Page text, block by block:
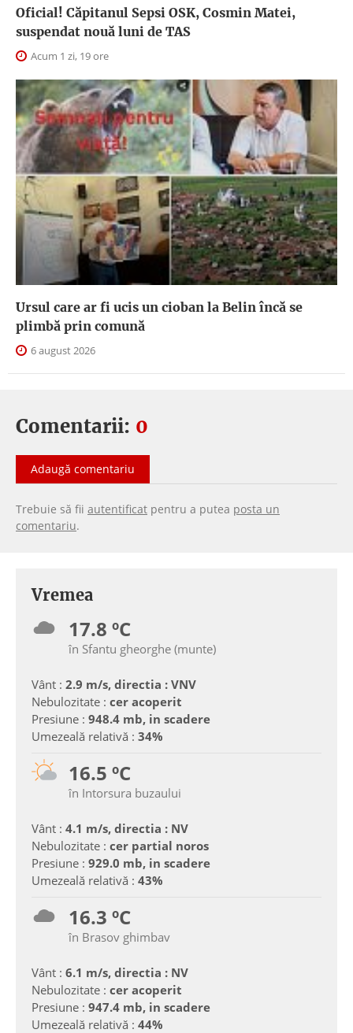
Oficial! Căpitanul Sepsi OSK, Cosmin Matei,
suspendat nouă luni de TAS
Acum 1 zi, 19 ore
Ursul care ar fi ucis un cioban la Belin încă se
plimbă prin comună
6 august 2026
Comentarii: 0
Adaugă comentariu
Trebuie să fii autentificat pentru a putea posta un
comentariu.
Vremea
17.8 ºC
în Sfantu gheorghe (munte)
Vânt : 2.9 m/s, directia : VNV
Nebulozitate : cer acoperit
Presiune : 948.4 mb, in scadere
Umezeală relativă : 34%
16.5 ºC
în Intorsura buzaului
Vânt : 4.1 m/s, directia : NV
Nebulozitate : cer partial noros
Presiune : 929.0 mb, in scadere
Umezeală relativă : 43%
16.3 ºC
în Brasov ghimbav
Vânt : 6.1 m/s, directia : NV
Nebulozitate : cer acoperit
Presiune : 947.4 mb, in scadere
Umezeală relativă : 44%